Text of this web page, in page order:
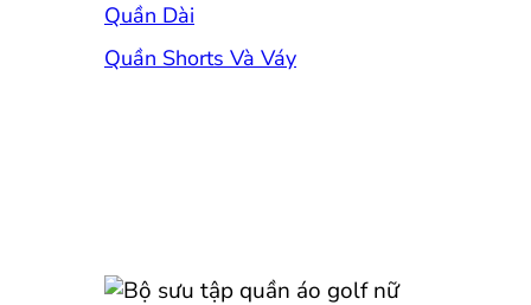
Quần Dài
Quần Shorts Và Váy